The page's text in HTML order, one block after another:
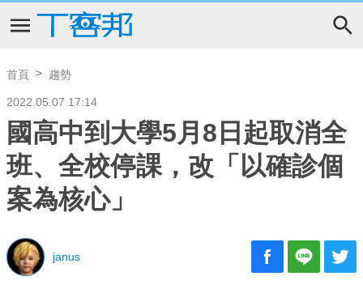
首頁 趨勢
2022.05.07 17:14
國高中到大學5月8日起取消全
班、全校停課，改「以確診個
案為核心」
janus